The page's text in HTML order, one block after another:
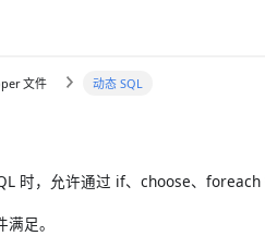
文件 动态 SQL
时，允许通过 if、choose、
足。